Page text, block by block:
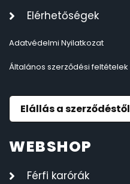
Elérhetőségek
Adatvédelmi Nyilatkozat
Általános szerződési feltételek
Elállás a szerződéstől
WEBSHOP
Férfi karórák